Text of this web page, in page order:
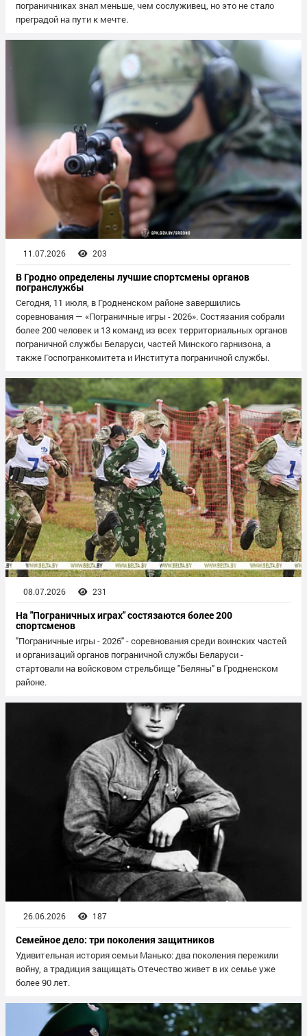
пограничниках знал меньше, чем сослуживец, но это не стало
преградой на пути к мечте.
11.07.2026 203
В Гродно определены лучшие спортсмены органов
погранслужбы
Сегодня, 11 июля, в Гродненском районе завершились
соревнования — «Пограничные игры - 2026». Состязания собрали
более 200 человек и 13 команд из всех территориальных органов
пограничной службы Беларуси, частей Минского гарнизона, а
также Госпогранкомитета и Института пограничной службы.
08.07.2026 231
На "Пограничных играх" состязаются более 200
спортсменов
"Пограничные игры - 2026" - соревнования среди воинских частей
и организаций органов пограничной службы Беларуси -
стартовали на войсковом стрельбище "Беляны" в Гродненском
районе.
26.06.2026 187
Семейное дело: три поколения защитников
Удивительная история семьи Манько: два поколения пережили
войну, а традиция защищать Отечество живет в их семье уже
более 90 лет.